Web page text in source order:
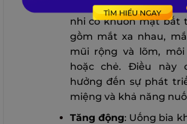
khi mang thai có thể
nhi có khuôn mặt bất
gồm mắt xa nhau,
mũi rộng và lõm,
hoặc chẻ. Điều này
hưởng đến sự phát
miệng và khả năng
Tăng động: Uống bia